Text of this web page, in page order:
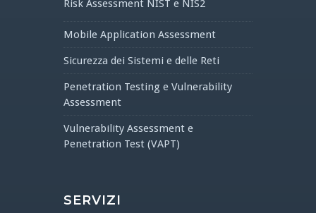
Risk Assessment NIST e NIS2
Mobile Application Assessment
Sicurezza dei Sistemi e delle Reti
Penetration Testing e Vulnerability
Assessment
Vulnerability Assessment e
Penetration Test (VAPT)
SERVIZI